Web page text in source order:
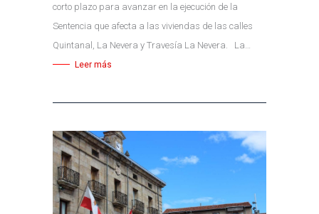
corto plazo para avanzar en la ejecución de la
Sentencia que afecta a las viviendas de las calles
Quintanal, La Nevera y Travesía La Nevera. La…
Leer más